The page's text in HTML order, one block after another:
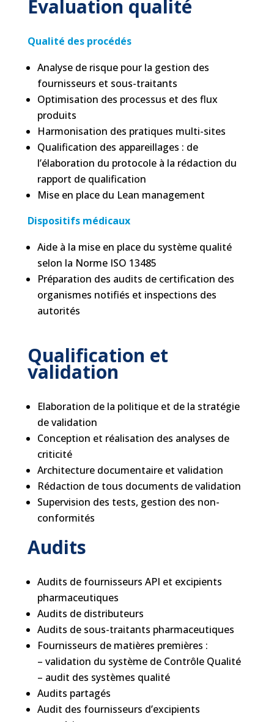
Évaluation qualité
Qualité des procédés
Analyse de risque pour la gestion des
fournisseurs et sous-traitants
Optimisation des processus et des flux
produits
Harmonisation des pratiques multi-sites
Qualification des appareillages : de
l’élaboration du protocole à la rédaction du
rapport de qualification
Mise en place du Lean management
Dispositifs médicaux
Aide à la mise en place du système qualité
selon la Norme ISO 13485
Préparation des audits de certification des
organismes notifiés et inspections des
autorités
Qualification et
validation
Elaboration de la politique et de la stratégie
de validation
Conception et réalisation des analyses de
criticité
Architecture documentaire et validation
Rédaction de tous documents de validation
Supervision des tests, gestion des non-
conformités
Audits
Audits de fournisseurs API et excipients
pharmaceutiques
Audits de distributeurs
Audits de sous-traitants pharmaceutiques
Fournisseurs de matières premières :
– validation du système de Contrôle Qualité
– audit des systèmes qualité
Audits partagés
Audit des fournisseurs d’excipients